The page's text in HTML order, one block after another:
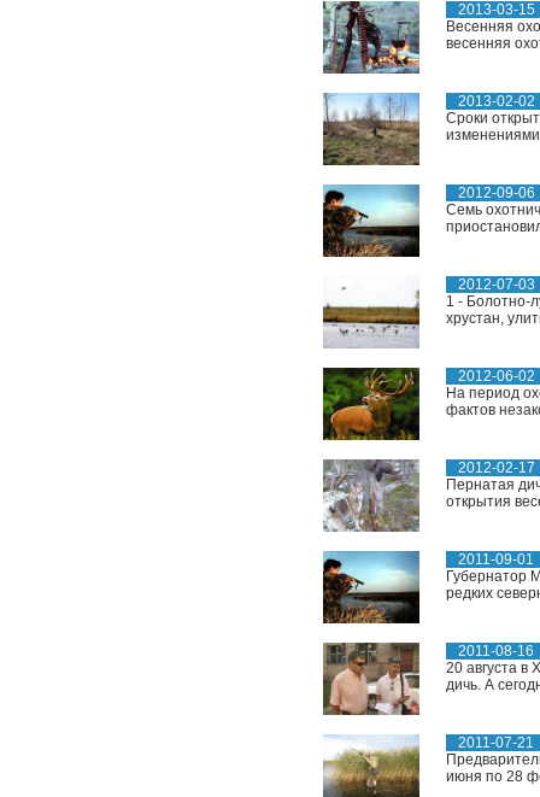
2013-03-15
Весенняя
весенняя
2013-02-02
Сроки
2012-09-06
Семь
2012-07-03
1 - Болотно-
хрустан,
2012-06-02
На период
фактов
2012-02-17
Пернатая
открытия
2011-09-01
Губернатор
редких
2011-08-16
20 августа в
дичь. А
2011-07-21
июня по 28